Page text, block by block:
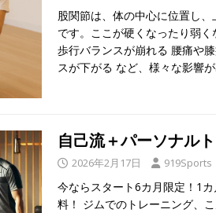
股関節は、体の中心に位置し
です。ここが硬くなったり弱
歩行バランスが崩れる 腰痛や
スが下がる など、様々な影響
自己流＋パーソナル
2026年2月17日 919Sports
今ならスタート6カ月限定！1
料！ ジムでのトレーニング、